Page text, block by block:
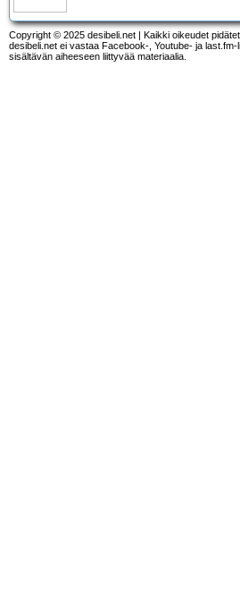
Copyright © 2025 desibeli.net | Kaikki oikeudet
desibeli.net ei vastaa Facebook-, Youtube- ja
sisältävän aiheeseen liittyvää materiaalia.